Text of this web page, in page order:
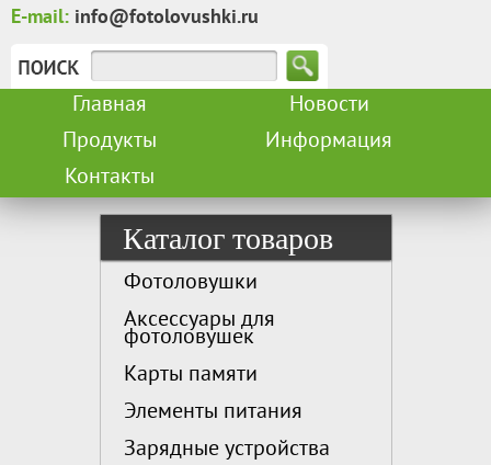
E-mail: info@fotolovushki.ru
Главная
Новости
Продукты
Информация
Контакты
Каталог товаров
Фотоловушки
Аксессуары для
фотоловушек
Карты памяти
Элементы питания
Зарядные устройства